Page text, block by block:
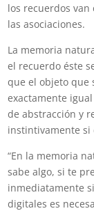
los recuerdos
las asociaciones.
La memoria
el recuerdo éste
que el objeto que
exactamente
de abstracción y
instintivamente si
“En la memoria
sabe algo, si te
inmediatamente
digitales es